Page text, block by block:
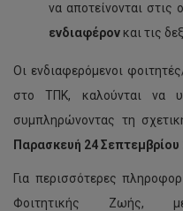
να αποτείνονται στις
ενδιαφέρον και τις
Οι ενδιαφερόμενοι
στο ΤΠΚ, καλούνται να
συμπληρώνοντας τη
Παρασκευή 24 Σεπτεμβρίου
Για περισσότερες
Φοιτητικής Ζωής,
Τελικός
πίνακας